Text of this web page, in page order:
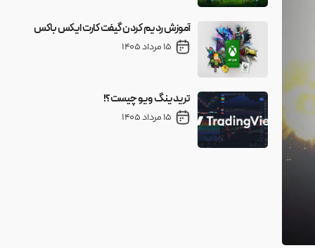
آموزش ردیم کردن گیفت کارت ایکس باکس
15 مرداد 1405
تریدینگ ویو چیست؟!
15 مرداد 1405